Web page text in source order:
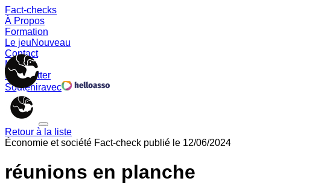
Fact-checks
À Propos
Formation
Le jeuNouveau
Contact
Memes
Newsletter
Souteniravec
Retour à la liste
Économie et société Fact-check publié le 12/06/2024
réunions en planche